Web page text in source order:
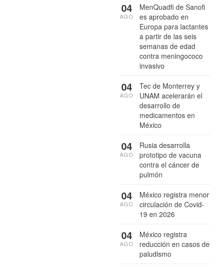
MenQuadfi de Sanofi
es aprobado en
Europa para lactantes
a partir de las seis
semanas de edad
contra meningococo
invasivo
04
AGO
Tec de Monterrey y
UNAM acelerarán el
desarrollo de
medicamentos en
México
04
AGO
Rusia desarrolla
prototipo de vacuna
contra el cáncer de
pulmón
04
AGO
México registra menor
circulación de Covid-
19 en 2026
04
AGO
México registra
reducción en casos de
paludismo
04
AGO